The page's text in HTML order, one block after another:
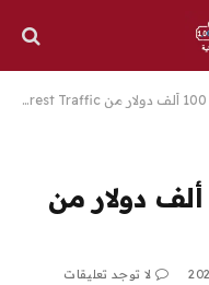
بناء مواقع بقيمة 100 ألف دولار من
لا توجد تعليقات